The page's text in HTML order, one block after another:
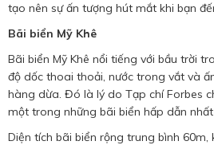
tạo nên sự ấn tượng hút mắt khi bạn
Bãi biển Mỹ Khê
Bãi biển Mỹ Khê nổi tiếng với bầu trời
độ dốc thoai thoải, nước trong vắt và
hàng dừa. Đó là lý do Tạp chí Forbes
một trong những bãi biển hấp dẫn
Diện tích bãi biển rộng trung bình 60m,